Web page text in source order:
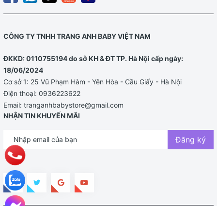
CÔNG TY TNHH TRANG ANH BABY VIỆT NAM
ĐKKD: 0110755194 do sở KH & ĐT TP. Hà Nội cấp ngày:
18/06/2024
Cơ sở 1: 25 Vũ Phạm Hàm - Yên Hòa - Cầu Giấy - Hà Nội
Điện thoại: 0936223622
Email: tranganhbabystore@gmail.com
NHẬN TIN KHUYẾN MÃI
Đăng ký